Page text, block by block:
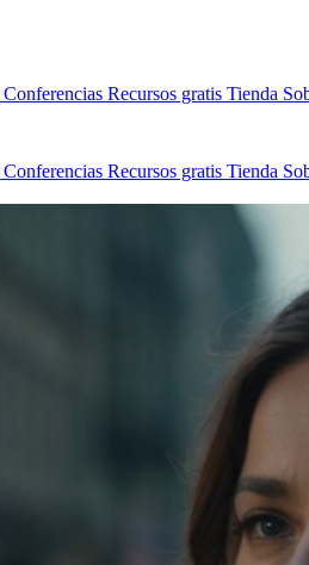
Conferencias Recursos gratis Tienda
Conferencias Recursos gratis Tienda